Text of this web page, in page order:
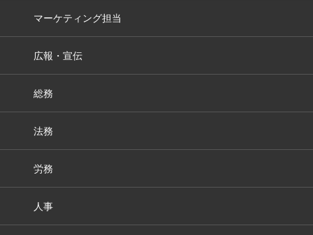
マーケティング担当
広報・宣伝
総務
法務
労務
人事